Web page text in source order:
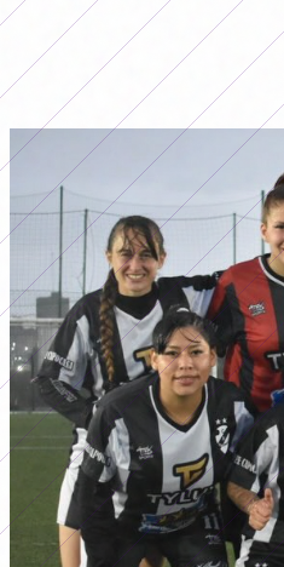
LO MÁS LEÍDO